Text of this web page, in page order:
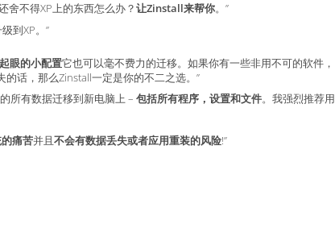
舍不得XP上的东西怎么办？让Zinstall来帮你。”
到XP。”
眼的小配置它也可以毫不费力的迁移。如果你有一些非用不可的软件，
话，那么Zinstall一定是你的不二之选。”
所有数据迁移到新电脑上 – 包括所有程序，设置和文件。我强烈推荐用
痛苦并且不会有数据丢失或者应用重装的风险!”